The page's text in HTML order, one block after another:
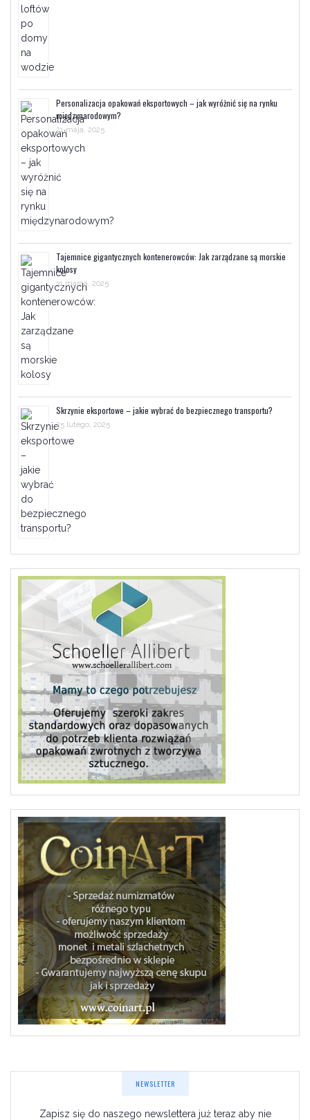
Personalizacja opakowań eksportowych – jak wyróżnić się na rynku
międzynarodowym?
21 maja, 2025
Tajemnice gigantycznych kontenerowców: Jak zarządzane są morskie
kolosy
31 marca, 2025
Skrzynie eksportowe – jakie wybrać do bezpiecznego transportu?
25 lutego, 2025
NEWSLETTER
Zapisz się do naszego newslettera już teraz aby nie